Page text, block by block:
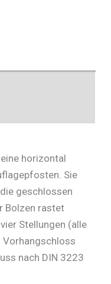
horizontal
Sie
geschlossen
Bolzen rastet
Stellungen (alle
Vorhangschloss
nach DIN 3223